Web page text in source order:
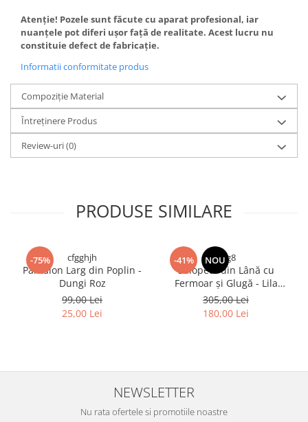
Atenție! Pozele sunt făcute cu aparat profesional, iar
nuanțele pot diferi ușor față de realitate. Acest lucru nu
constituie defect de fabricație.
Informatii conformitate produs
Compoziție Material
Întreținere Produs
Review-uri(0)
PRODUSE SIMILARE
-75% cfgghjh
Pantalon Larg din Poplin -
Dungi Roz
99,00 Lei
25,00 Lei
-41% NOUrfrg8
Salopetă din Lână cu
Fermoar și Glugă - Lila
Bradut
305,00 Lei
180,00 Lei
NEWSLETTER
Nu rata ofertele si promotiile noastre